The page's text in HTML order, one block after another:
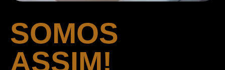
SOMOS
ASSIM!